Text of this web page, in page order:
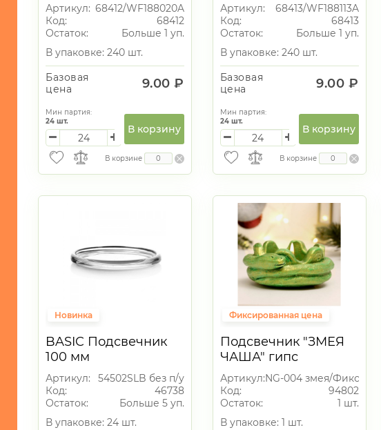
диффузоры
Элементы
интерьера/
Статуэтки
СУВЕНИРЫ
ТОВАРЫ
ГАЛАНТЕРЕЯ
ОСВЕЩЕНИЕ
ТУРИЗМА
ПИКНИКА
МОРСКАЯ
ТЕМАТИКА
Артикул: 68412/WF188020A
Код:
68412
Остаток:
Больше 1 уп.
В упаковке: 240 шт.
Базовая
цена
9.00 ₽
Мин партия:
24 шт.
В корзину
В корзине
Артикул:
68413/WF188113A
Код:
68413
Остаток:
Больше 1 уп.
В упаковке: 240 шт.
Базовая
цена
9.00 ₽
Мин партия:
24шт.
В корзину
В корзине
Новинка
BASIC Подсвечник
100 мм
Артикул:
54502SLB без п/у
Код:
46738
Остаток:
Больше 5 уп.
В упаковке: 24 шт.
Фиксированная цена
Подсвечник "ЗМЕЯ
ЧАША" гипс
Артикул:NG-004 змея/Фикс.цена
Код:
94802
Остаток:
1 шт.
В упаковке: 1 шт.